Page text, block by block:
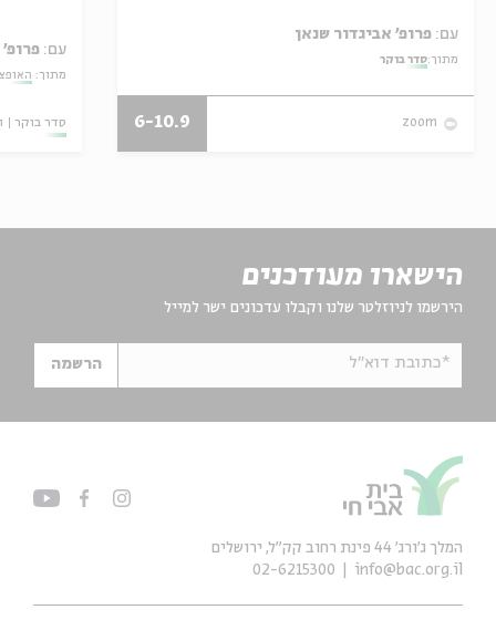
עם:
מתוך:סדר בוקר
zoom
6-10.9
עם: פרופ'
מתוך:
סדר בוקר
הישארו מעודכנים
הירשמו לניוזלטר שלנו וקבלו עדכונים ישר למייל
*כתובת דוא"ל הרשמה
המלך ג'ורג' 44 פינת רחוב קק״ל, ירושלים
info@bac.org.il
02-6215300